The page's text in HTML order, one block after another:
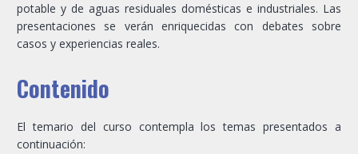
potable y de aguas residuales domésticas e industriales. Las
presentaciones se verán enriquecidas con debates sobre
casos y experiencias reales.
Contenido
El temario del curso contempla los temas presentados a
continuación: